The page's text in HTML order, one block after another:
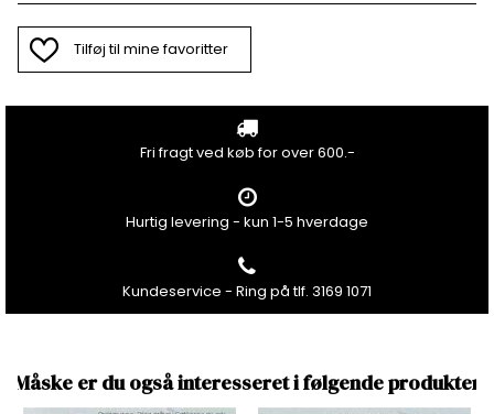
Tilføj til mine favoritter
Fri fragt ved køb for over 600.-
Hurtig levering - kun 1-5 hverdage
Kundeservice - Ring på tlf. 3169 1071
Måske er du også interesseret i følgende produkter